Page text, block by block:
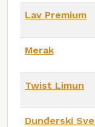
Lav Premium
Merak
Twist Limun
Dunđerski